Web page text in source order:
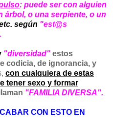
: puede ser con alguien
árbol, o una serpiente, o un
según "est@s
"diversidad" estos
codicia, de ignorancia, y
con cualquiera de estas
tener sexo y formar
"FAMILIA DIVERSA".
CON ESTO EN